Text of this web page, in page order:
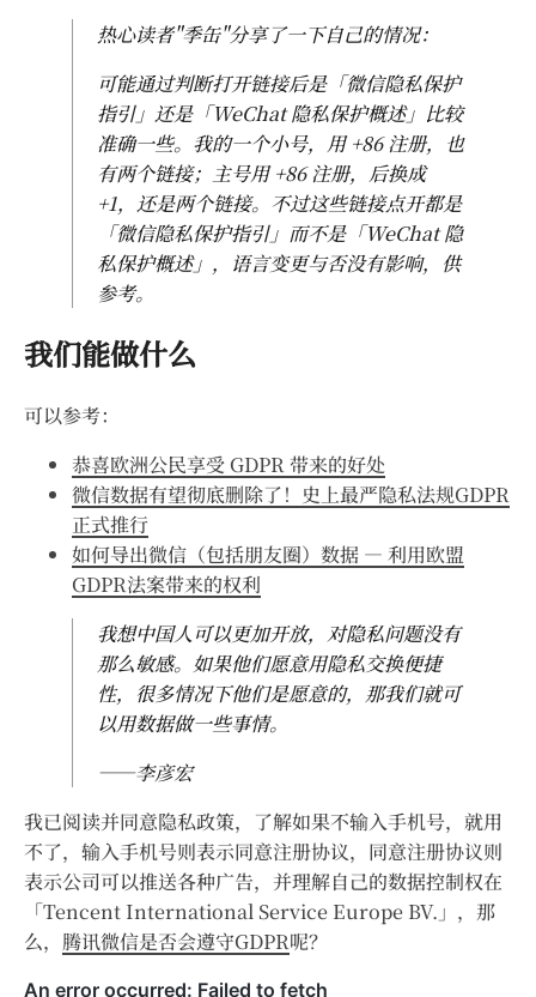
热心读者"季缶"分享了一下自己的情况：
可能通过判断打开链接后是「微信隐私保护
指引」还是「WeChat 隐私保护概述」比较
准确一些。我的一个小号，用 +86 注册，也
有两个链接；主号用 +86 注册，后换成
+1，还是两个链接。不过这些链接点开都是
「微信隐私保护指引」而不是「WeChat 隐
私保护概述」，语言变更与否没有影响，供
参考。
我们能做什么
可以参考：
恭喜欧洲公民享受 GDPR 带来的好处
微信数据有望彻底删除了！史上最严隐私法规GDPR
正式推行
如何导出微信（包括朋友圈）数据 — 利用欧盟
GDPR法案带来的权利
我想中国人可以更加开放，对隐私问题没有
那么敏感。如果他们愿意用隐私交换便捷
性，很多情况下他们是愿意的，那我们就可
以用数据做一些事情。
——李彦宏
我已阅读并同意隐私政策，了解如果不输入手机号，就用
不了，输入手机号则表示同意注册协议，同意注册协议则
表示公司可以推送各种广告，并理解自己的数据控制权在
「Tencent International Service Europe BV.」，那
么， 腾讯微信是否会遵守GDPR呢？